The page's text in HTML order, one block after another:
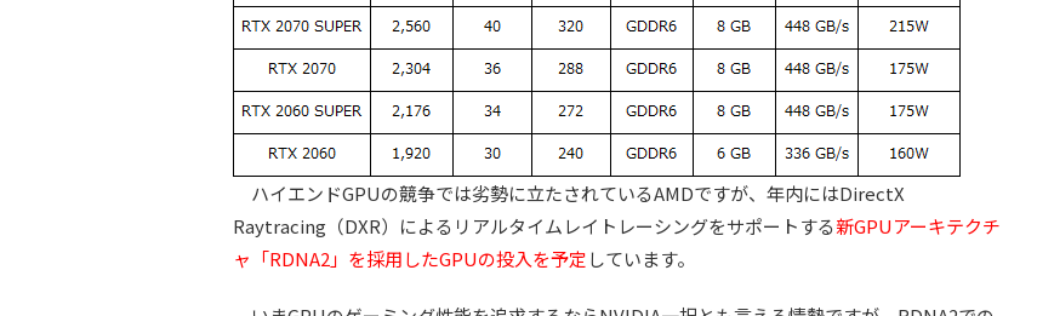
ハイエンドGPUの競争では劣勢に立たされているAMDですが、年内にはDirectX
Raytracing（DXR）によるリアルタイムレイトレーシングをサポートする新GPUアーキテクチ
ャ「RDNA2」を採用したGPUの投入を予定しています。